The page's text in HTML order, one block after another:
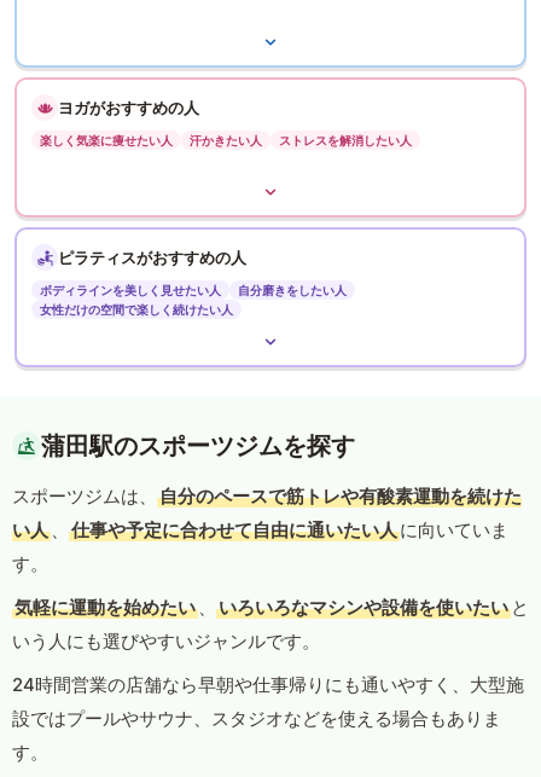
ヨガがおすすめの人
楽しく気楽に痩せたい人 汗かきたい人 ストレスを解消したい人
ピラティスがおすすめの人
ボディラインを美しく見せたい人
自分磨きをしたい人
女性だけの空間で楽しく続けたい人
蒲田駅のスポーツジムを探す
スポーツジムは、
自分のペースで筋トレや有酸素運動を続けた
い人 、 仕事や予定に合わせて自由に通いたい人に向いていま
す。
気軽に運動を始めたい 、 いろいろなマシンや設備を使いたい と
いう人にも選びやすいジャンルです。
24時間営業の店舗なら早朝や仕事帰りにも通いやすく、大型施
設ではプールやサウナ、スタジオなどを使える場合もありま
す。